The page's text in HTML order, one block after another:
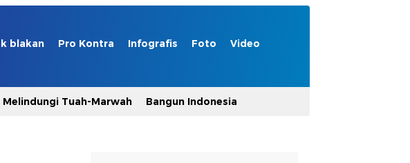
blakan Pro Kontra Infografis Foto Video
Melindungi Tuah-Marwah Bangun Indonesia